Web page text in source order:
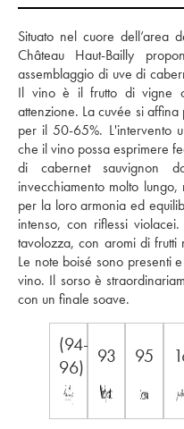
Situato nel cuore dell’area
Château Haut-Bailly
assemblaggio di uve di
Il vino è il frutto di vigne
attenzione. La cuvée si
per il 50-65%. L'intervento
che il vino possa esprimere
di cabernet sauvignon
invecchiamento molto
per la loro armonia ed
intenso, con riflessi
tavolozza, con aromi di
Le note boisé sono presenti
vino. Il sorso è
con un finale soave.
(94-
96)
93 95